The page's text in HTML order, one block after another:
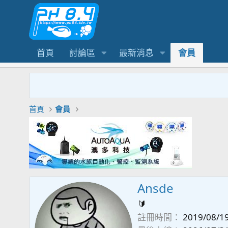
首頁 討論區 最新消息 會員
首頁 會員
Ansde
🔰
註冊時間
2019/08/